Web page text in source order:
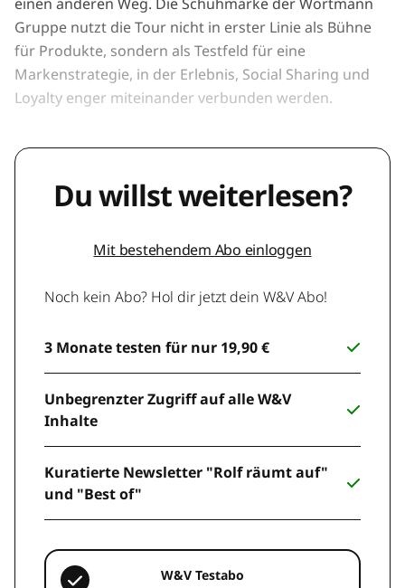
Gruppe nutzt die Tour nicht in erster Linie als Bühne
für Produkte, sondern als Testfeld für eine
Markenstrategie, in der Erlebnis, Social Sharing und
Loyalty enger miteinander verbunden werden.
Du willst weiterlesen?
Mit bestehendem Abo einloggen
Noch kein Abo? Hol dir jetzt dein W&V Abo!
3 Monate testen für nur 19,90 €
Unbegrenzter Zugriff auf alle W&V
Inhalte
Kuratierte Newsletter "Rolf räumt auf"
und "Best of"
W&V Testabo